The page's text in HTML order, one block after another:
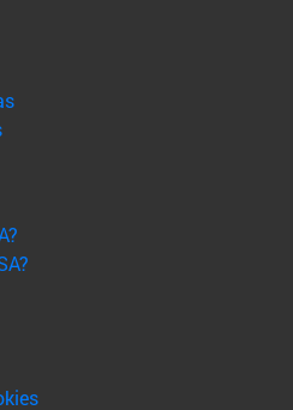
ventana)
(abre en nueva ventana)
(abre en nueva ventana)